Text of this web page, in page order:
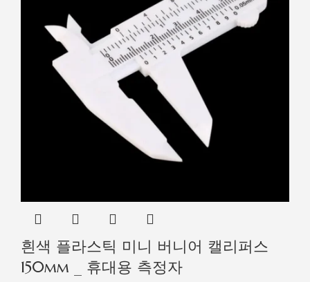
흰색 플라스틱 미니 버니어 캘리퍼스
150mm _ 휴대용 측정자